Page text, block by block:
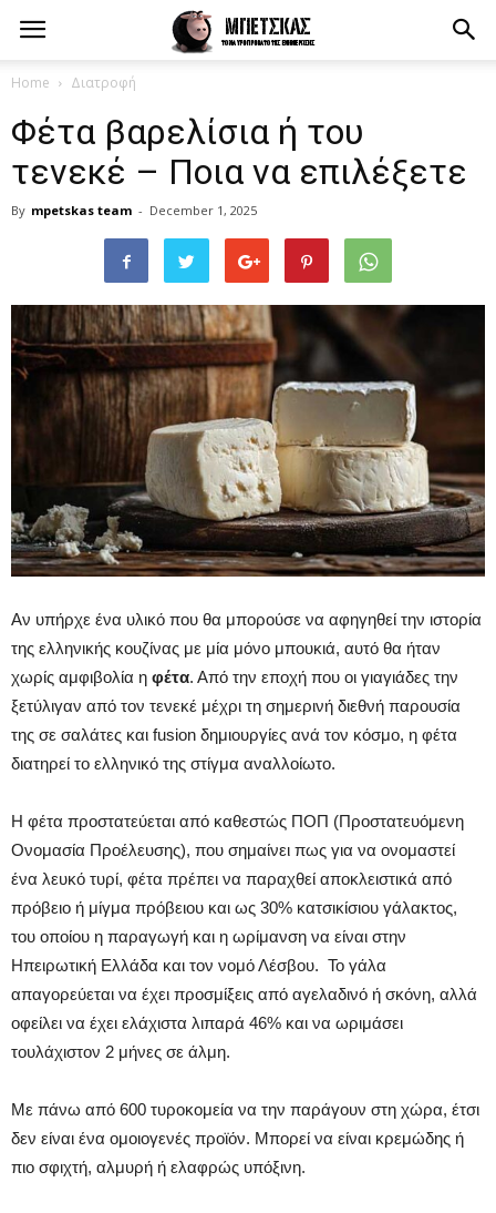
Home Διατροφή
Φέτα βαρελίσια ή του
τενεκέ – Ποια να επιλέξετε
By mpetskas team - December 1, 2025
Αν υπήρχε ένα υλικό που θα μπορούσε να αφηγηθεί την ιστορία
της ελληνικής κουζίνας με μία μόνο μπουκιά, αυτό θα ήταν
χωρίς αμφιβολία η φέτα. Από την εποχή που οι γιαγιάδες την
ξετύλιγαν από τον τενεκέ μέχρι τη σημερινή διεθνή παρουσία
της σε σαλάτες και fusion δημιουργίες ανά τον κόσμο, η φέτα
διατηρεί το ελληνικό της στίγμα αναλλοίωτο.
Η φέτα προστατεύεται από καθεστώς ΠΟΠ (Προστατευόμενη
Ονομασία Προέλευσης), που σημαίνει πως για να ονομαστεί
ένα λευκό τυρί, φέτα πρέπει να παραχθεί αποκλειστικά από
πρόβειο ή μίγμα πρόβειου και ως 30% κατσικίσιου γάλακτος,
του οποίου η παραγωγή και η ωρίμανση να είναι στην
Ηπειρωτική Ελλάδα και τον νομό Λέσβου. Το γάλα
απαγορεύεται να έχει προσμίξεις από αγελαδινό ή σκόνη, αλλά
οφείλει να έχει ελάχιστα λιπαρά 46% και να ωριμάσει
τουλάχιστον 2 μήνες σε άλμη.
Με πάνω από 600 τυροκομεία να την παράγουν στη χώρα, έτσι
δεν είναι ένα ομοιογενές προϊόν. Μπορεί να είναι κρεμώδης ή
πιο σφιχτή, αλμυρή ή ελαφρώς υπόξινη.